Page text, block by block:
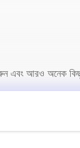
এবং আরও অনেক